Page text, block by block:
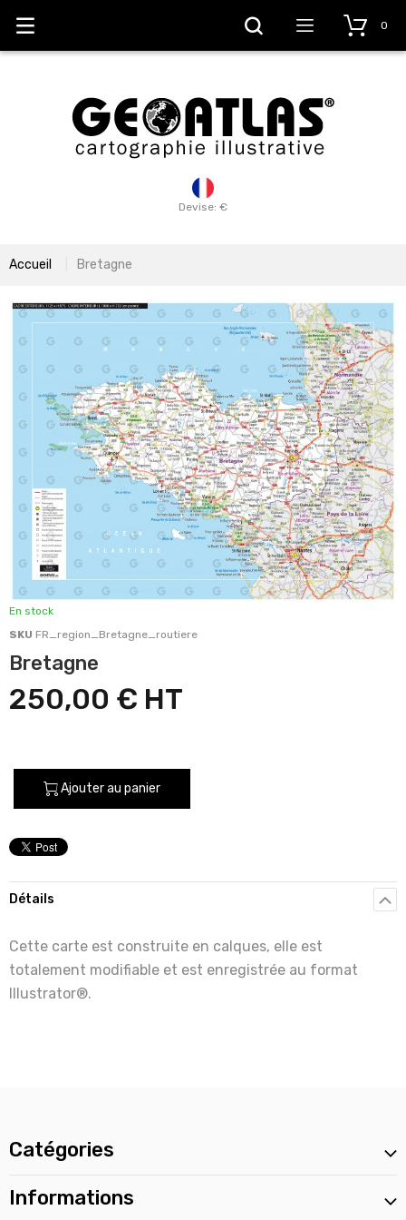
Devise: €
0
Accueil Bretagne
En stock
SKU FR_region_Bretagne_routiere
Bretagne
250,00 €
Ajouter au panier
Détails
Cette carte est construite en calques, elle est
totalement modifiable et est enregistrée au format
Illustrator®.
Catégories
Informations